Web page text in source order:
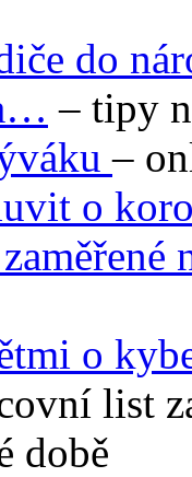
do
– tipy
–
o
o
list
době